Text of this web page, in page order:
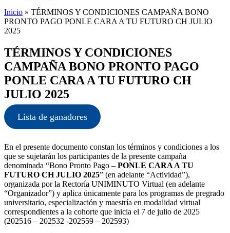
Inicio » TÉRMINOS Y CONDICIONES CAMPAÑA BONO
PRONTO PAGO PONLE CARA A TU FUTURO CH JULIO
2025
TÉRMINOS Y CONDICIONES
CAMPAÑA BONO PRONTO PAGO
PONLE CARA A TU FUTURO CH
JULIO 2025
Lista de ganadores
En el presente documento constan los términos y condiciones a los
que se sujetarán los participantes de la presente campaña
denominada “Bono Pronto Pago – PONLE CARA A TU
FUTURO CH JULIO 2025” (en adelante “Actividad”),
organizada por la Rectoría UNIMINUTO Virtual (en adelante
“Organizador”) y aplica únicamente para los programas de pregrado
universitario, especialización y maestría en modalidad virtual
correspondientes a la cohorte que inicia el 7 de julio de 2025
(202516 – 202532 -202559 – 202593)